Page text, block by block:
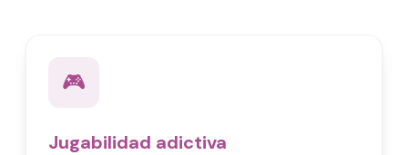
🎮
Jugabilidad adictiva